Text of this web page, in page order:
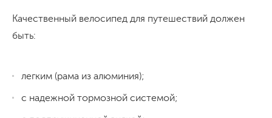
Качественный велосипед для путешествий должен
быть:
легким (рама из алюминия);
с надежной тормозной системой;